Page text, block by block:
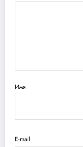
Имя
E-mail